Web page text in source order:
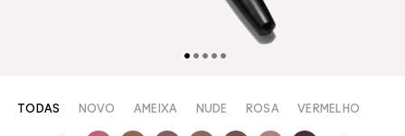
TODAS NOVO AMEIXA NUDE ROSA VERMELHO